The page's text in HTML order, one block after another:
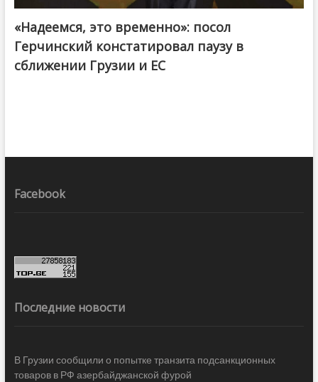
«Надеемся, это временно»: посол
Герчинский констатировал паузу в
сближении Грузии и ЕС
Facebook
Последние новости
В Грузии сообщили о попытке транзита подсанкционных
товаров в РФ азербайджанской фурой